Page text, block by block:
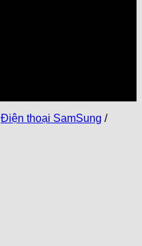
Điện thoại SamSung /